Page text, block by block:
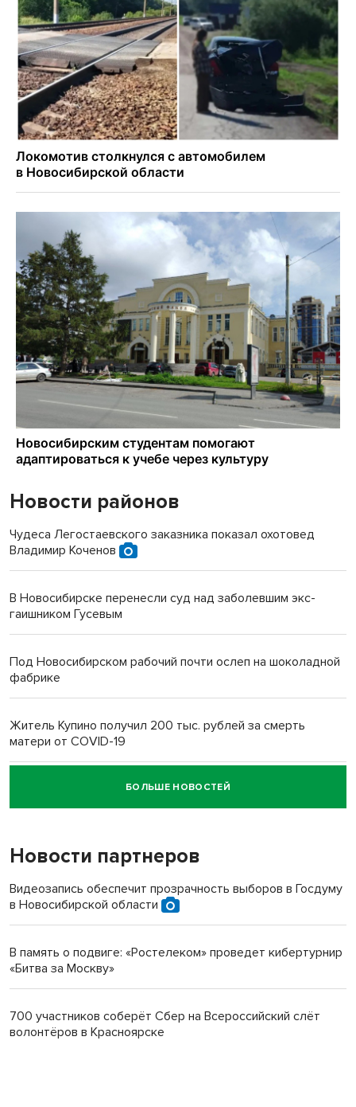
Новости районов
Чудеса Легостаевского заказника показал охотовед
Владимир Коченов
В Новосибирске перенесли суд над заболевшим экс-
гаишником Гусевым
Под Новосибирском рабочий почти ослеп на шоколадной
фабрике
Житель Купино получил 200 тыс. рублей за смерть
матери от COVID-19
Новосибирский суд наказал водителя за смерть
пенсионерки на вокзале
БОЛЬШЕ НОВОСТЕЙ
Новости партнеров
Видеозапись обеспечит прозрачность выборов в Госдуму
в Новосибирской области
В память о подвиге: «Ростелеком» проведет кибертурнир
«Битва за Москву»
700 участников соберёт Сбер на Всероссийский слёт
волонтёров в Красноярске